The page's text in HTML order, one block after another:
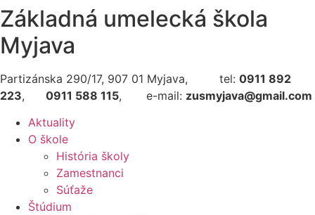
Základná umelecká škola
Myjava
Partizánska 290/17, 907 01 Myjava, tel: 0911 892
223, 0911 588 115, e-mail: zusmyjava@gmail.com
Aktuality
O škole
História školy
Zamestnanci
Súťaže
Štúdium